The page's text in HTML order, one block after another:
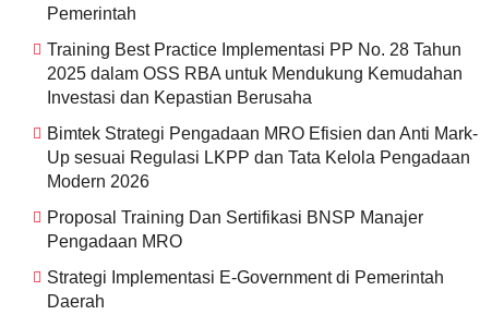
Pemerintah
Training Best Practice Implementasi PP No. 28 Tahun
2025 dalam OSS RBA untuk Mendukung Kemudahan
Investasi dan Kepastian Berusaha
Bimtek Strategi Pengadaan MRO Efisien dan Anti Mark-
Up sesuai Regulasi LKPP dan Tata Kelola Pengadaan
Modern 2026
Proposal Training Dan Sertifikasi BNSP Manajer
Pengadaan MRO
Strategi Implementasi E-Government di Pemerintah
Daerah